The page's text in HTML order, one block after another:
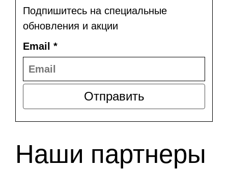
Подпишитесь на специальные
обновления и акции
Email *
Отправить
Наши партнеры